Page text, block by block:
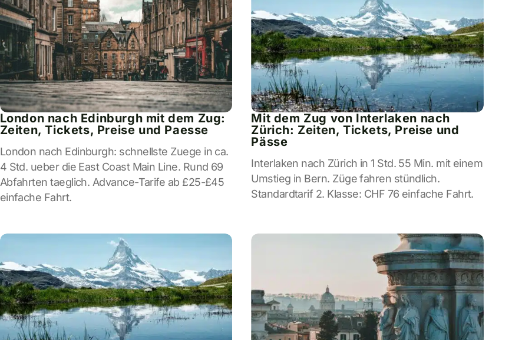
London nach Edinburgh mit dem Zug:
Zeiten, Tickets, Preise und Paesse
London nach Edinburgh: schnellste Zuege in ca.
4 Std. ueber die East Coast Main Line. Rund 69
Abfahrten taeglich. Advance-Tarife ab £25-£45
einfache Fahrt.
Mit dem Zug von Interlaken nach
Zürich: Zeiten, Tickets, Preise und
Pässe
Interlaken nach Zürich in 1 Std. 55 Min. mit einem
Umstieg in Bern. Züge fahren stündlich.
Standardtarif 2. Klasse: CHF 76 einfache Fahrt.